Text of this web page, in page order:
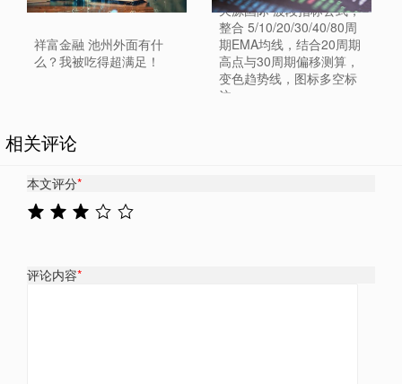
祥富金融 池州外面有什
么？我被吃得超满足！
天源国际 波段指标公式，
整合 5/10/20/30/40/80周
期EMA均线，结合20周期
高点与30周期偏移测算，
变色趋势线，图标多空标
注
相关评论
本文评分*
评论内容*